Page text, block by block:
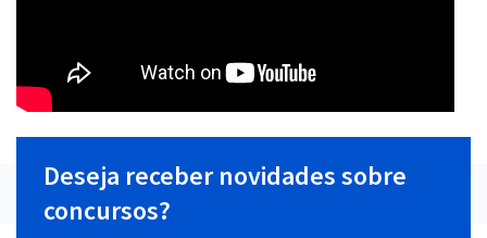
Deseja receber novidades sobre
concursos?